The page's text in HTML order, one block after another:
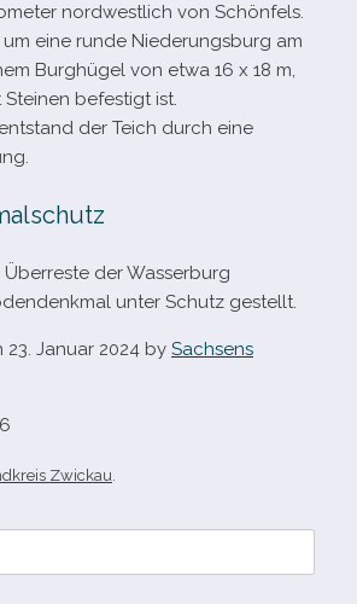
nord­west­lich von Schönfels.
eine runde Niederungsburg am
Burghügel von etwa 16 x 18 m,
befes­tigt ist.
der Teich durch eine
der Wasserburg
unter Schutz gestellt.
Januar 2024 by Sachsens
Zwickau